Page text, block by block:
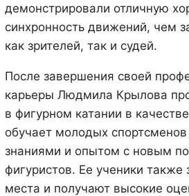
демонстрировали отличную
синхронность движений, чем
как зрителей, так и судей.
После завершения своей
карьеры Людмила Крылова
в фигурном катании в
обучает молодых
знаниями и опытом с новым
фигуристов. Ее ученики
места и получают высокие